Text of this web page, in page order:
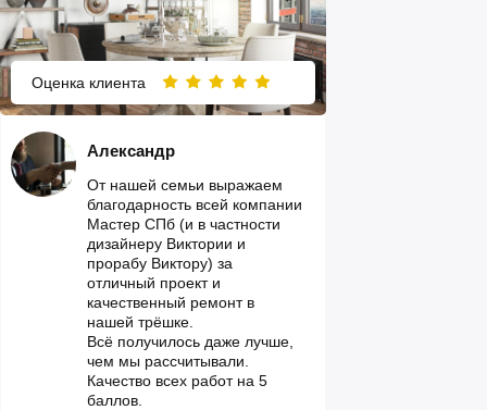
Оценка клиента
От нашей семьи выражаем
благодарность всей компании
Мастер СПб (и в частности
дизайнеру Виктории и
прорабу Виктору) за
отличный проект и
качественный ремонт в
нашей трёшке.
Всё получилось даже лучше,
чем мы рассчитывали.
Качество всех работ на 5
баллов.
Александр